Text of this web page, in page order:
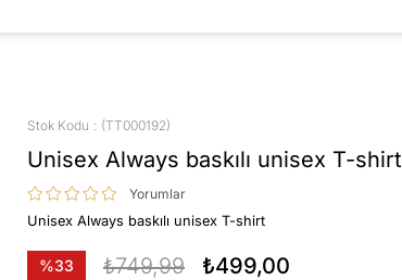
Stok Kodu (TT000192)
Unisex Always baskılı unisex T-shirt
Yorumlar
Unisex Always baskılı unisex T-shirt
%33
₺749,99 ₺499,00